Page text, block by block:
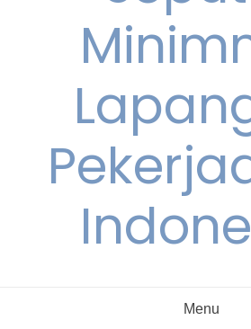
Menu